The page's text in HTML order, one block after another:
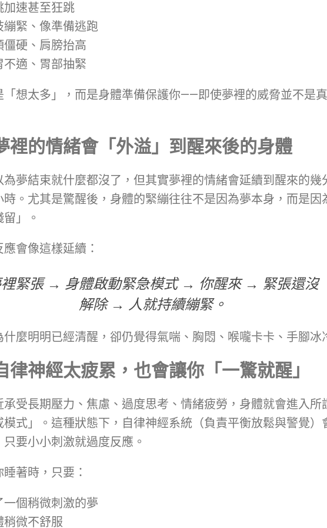
加速甚至狂跳
繃緊、像準備逃跑
僵硬、肩膀抬高
不適、胃部抽緊
「想太多」，而是身體準備保護你——即使夢裡的威脅並不是真
裡的情緒會「外溢」到醒來後的身體
為夢結束就什麼都沒了，但其實夢裡的情緒會延續到醒來的幾
時。尤其是驚醒後，身體的緊繃往往不是因為夢本身，而是因
留」。
會像這樣延續：
裡緊張 → 身體啟動緊急模式 → 你醒來 → 緊張還沒
解除 → 人就持續繃緊。
什麼明明已經清醒，卻仍覺得氣喘、胸悶、喉嚨卡卡、手腳冰
律神經太疲累，也會讓你「一驚就醒」
承受長期壓力、焦慮、過度思考、情緒疲勞，身體就會進入所
模式」。這種狀態下，自律神經系統（負責平衡放鬆與警覺）
要小小刺激就過度反應。
著時，只要：
一個稍微刺激的夢
稍微不舒服